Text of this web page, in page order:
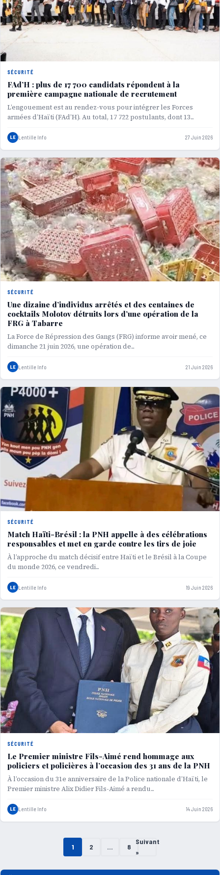
SÉCURITÉ
FAd’H : plus de 17 700 candidats répondent à la
première campagne nationale de recrutement
L’engouement est au rendez-vous pour intégrer les Forces
armées d’Haïti (FAd’H). Au total, 17 722 postulants, dont 13...
LE Lentille Info 27 Juin 2026
SÉCURITÉ
Une dizaine d’individus arrêtés et des centaines de
cocktails Molotov détruits lors d’une opération de la
FRG à Tabarre
La Force de Répression des Gangs (FRG) informe avoir mené, ce
dimanche 21 juin 2026, une opération de...
LE Lentille Info 21 Juin 2026
SÉCURITÉ
Match Haïti-Brésil : la PNH appelle à des célébrations
responsables et met en garde contre les tirs de joie
À l’approche du match décisif entre Haïti et le Brésil à la Coupe
du monde 2026, ce vendredi...
LE Lentille Info 19 Juin 2026
SÉCURITÉ
Le Premier ministre Fils-Aimé rend hommage aux
policiers et policières à l’occasion des 31 ans de la PNH
À l’occasion du 31e anniversaire de la Police nationale d’Haïti, le
Premier ministre Alix Didier Fils-Aimé a rendu...
LE Lentille Info 14 Juin 2026
1 2 … 8
Suivant
»